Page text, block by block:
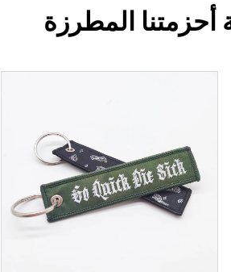
المطرزة